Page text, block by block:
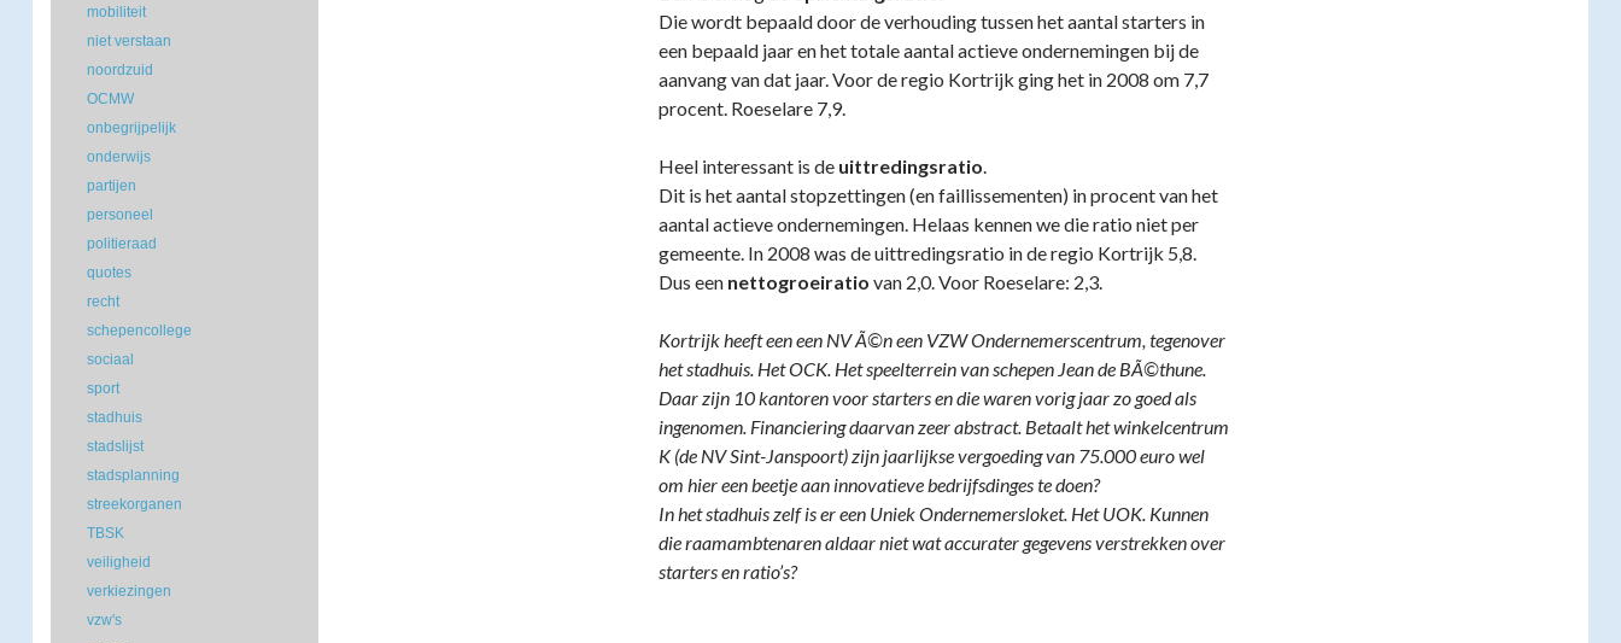
Die wordt bepaald door de verhouding tussen het aantal starters in
een bepaald jaar en het totale aantal actieve ondernemingen bij de
aanvang van dat jaar. Voor de regio Kortrijk ging het in 2008 om 7,7
procent. Roeselare 7,9.
Heel interessant is de uittredingsratio.
Dit is het aantal stopzettingen (en faillissementen) in procent van het
aantal actieve ondernemingen. Helaas kennen we die ratio niet per
gemeente. In 2008 was de uittredingsratio in de regio Kortrijk 5,8.
Dus een nettogroeiratio van 2,0. Voor Roeselare: 2,3.
Kortrijk heeft een een NV Ã©n een VZW Ondernemerscentrum, tegenover
het stadhuis. Het OCK. Het speelterrein van schepen Jean de BÃ©thune.
Daar zijn 10 kantoren voor starters en die waren vorig jaar zo goed als
ingenomen. Financiering daarvan zeer abstract. Betaalt het winkelcentrum
K (de NV Sint-Janspoort) zijn jaarlijkse vergoeding van 75.000 euro wel
om hier een beetje aan innovatieve bedrijfsdinges te doen?
In het stadhuis zelf is er een Uniek Ondernemersloket. Het UOK. Kunnen
die raamambtenaren aldaar niet wat accurater gegevens verstrekken over
starters en ratio’s?
mobiliteit
niet verstaan
noordzuid
OCMW
onbegrijpelijk
onderwijs
partijen
personeel
politieraad
quotes
recht
schepencollege
sociaal
sport
stadhuis
stadslijst
stadsplanning
streekorganen
TBSK
veiligheid
verkiezingen
vzw's